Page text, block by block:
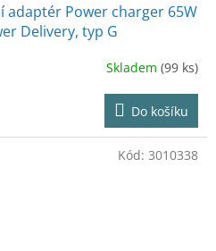
adaptér Power charger 65W
Delivery, typ G
Skladem (99 ks)
Do košíku
Kód: 3010338